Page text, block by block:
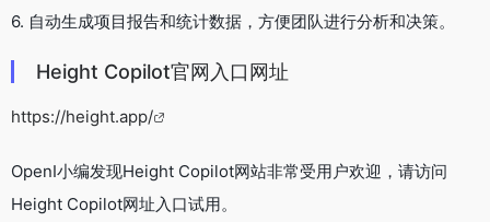
6. 自动生成项目报告和统计数据，方便团队进行分析和决策。
Height Copilot官网入口网址
https://height.app/
OpenI小编发现Height Copilot网站非常受用户欢迎，请访问
Height Copilot网址入口试用。